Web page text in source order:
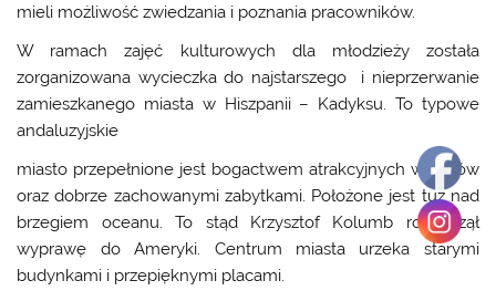
mieli możliwość zwiedzania i poznania pracowników.
W ramach zajęć kulturowych dla młodzieży została
zorganizowana wycieczka do najstarszego i nieprzerwanie
zamieszkanego miasta w Hiszpanii – Kadyksu. To typowe
andaluzyjskie
miasto przepełnione jest bogactwem atrakcyjnych widoków
oraz dobrze zachowanymi zabytkami. Położone jest tuż nad
brzegiem oceanu. To stąd Krzysztof Kolumb rozpoczął
wyprawę do Ameryki. Centrum miasta urzeka starymi
budynkami i przepięknymi placami.